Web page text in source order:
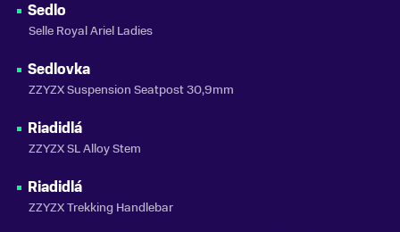
Sedlo
Selle Royal Ariel Ladies
Sedlovka
ZZYZX Suspension Seatpost 30,9mm
Riadidlá
ZZYZX SL Alloy Stem
Riadidlá
ZZYZX Trekking Handlebar